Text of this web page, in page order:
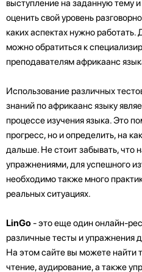
выступление на заданную тему
оценить свой уровень
каких аспектах нужно работать.
можно обратиться к
преподавателям африкаанс
Использование различных
знаний по африкаанс языку
процессе изучения языка. Это
прогресс, но и определить, на
дальше. Не стоит забывать, что
упражнениями, для успешного
необходимо также много
реальных ситуациях.
LinGo- это еще один онлайн-
различные тесты и упражнения
На этом сайте вы можете найти
чтение, аудирование, а также